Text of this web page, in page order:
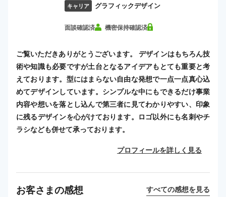
キャリア グラフィックデザイン
面談確認済 機密保持確認済
ご覧いただきありがとうございます。 デザインはもちろん技
術や知識も必要ですが土台となるアイデアもとても重要と考
えております。型にはまらない自由な発想で一点一点真心込
めてデザインしています。シンプルな中にもできるだけ事業
内容や想いを落とし込んで第三者に見てわかりやすい、印象
に残るデザインを心がけております。ロゴ以外にも名刺やチ
ラシなども併せて承っております。
プロフィールを詳しく見る
お客さまの感想 すべての感想を見る